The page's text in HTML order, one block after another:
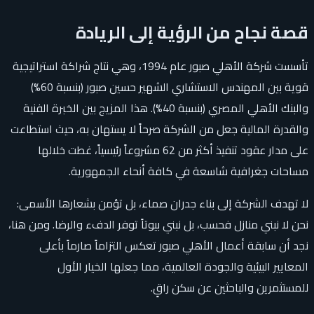
قصة نجاح من الرؤية إلى الريادة
تأسست شركة الأهلي صبور عام 1994، وهي نتاج شراكة استراتيجية
قوية بين المهندس الاستشاري الشهير حسين صبور (بنسبة 60%)
والبنك الأهلي المصري (بنسبة 40%). هذا المزيج بين الخبرة الفنية
والقدرة المالية جعل من الشركة صرحاً لا يستهان به، حيث استطاعت
على مدار عقود تنفيذ أكثر من 62 مشروعاً رئيسياً، غطت خلالها
مساحات جغرافية شاسعة في كافة أنحاء الجمهورية.
لا تهدف الشركة إلى بناء جدران صماء، بل تؤمن بشعارها الأسمى:
نحن لا نبني منازل فحسب، بل نبني بيوتاً توفر الدفء والرضا. ومن هنا،
نجد أن سابقة أعمال الأهلي صبور تعكس التزاماً صارماً بأعلى
المعايير البيئية والجودة العالمية، مما جعلها الخيار الأول
للمستثمرين والباحثين عن سكن راقٍ.